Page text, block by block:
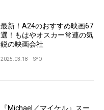
最新！A24のおすすめ映画67
選！もはやオスカー常連の気
鋭の映画会社
2025.03.18 SYO
『Michael／マイケル』スー